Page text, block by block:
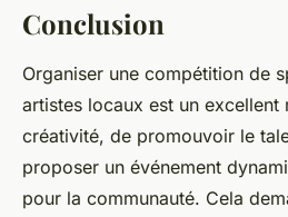
Conclusion
Organiser une compétition de
artistes locaux est un excellent
créativité, de promouvoir le
proposer un événement
pour la communauté. Cela